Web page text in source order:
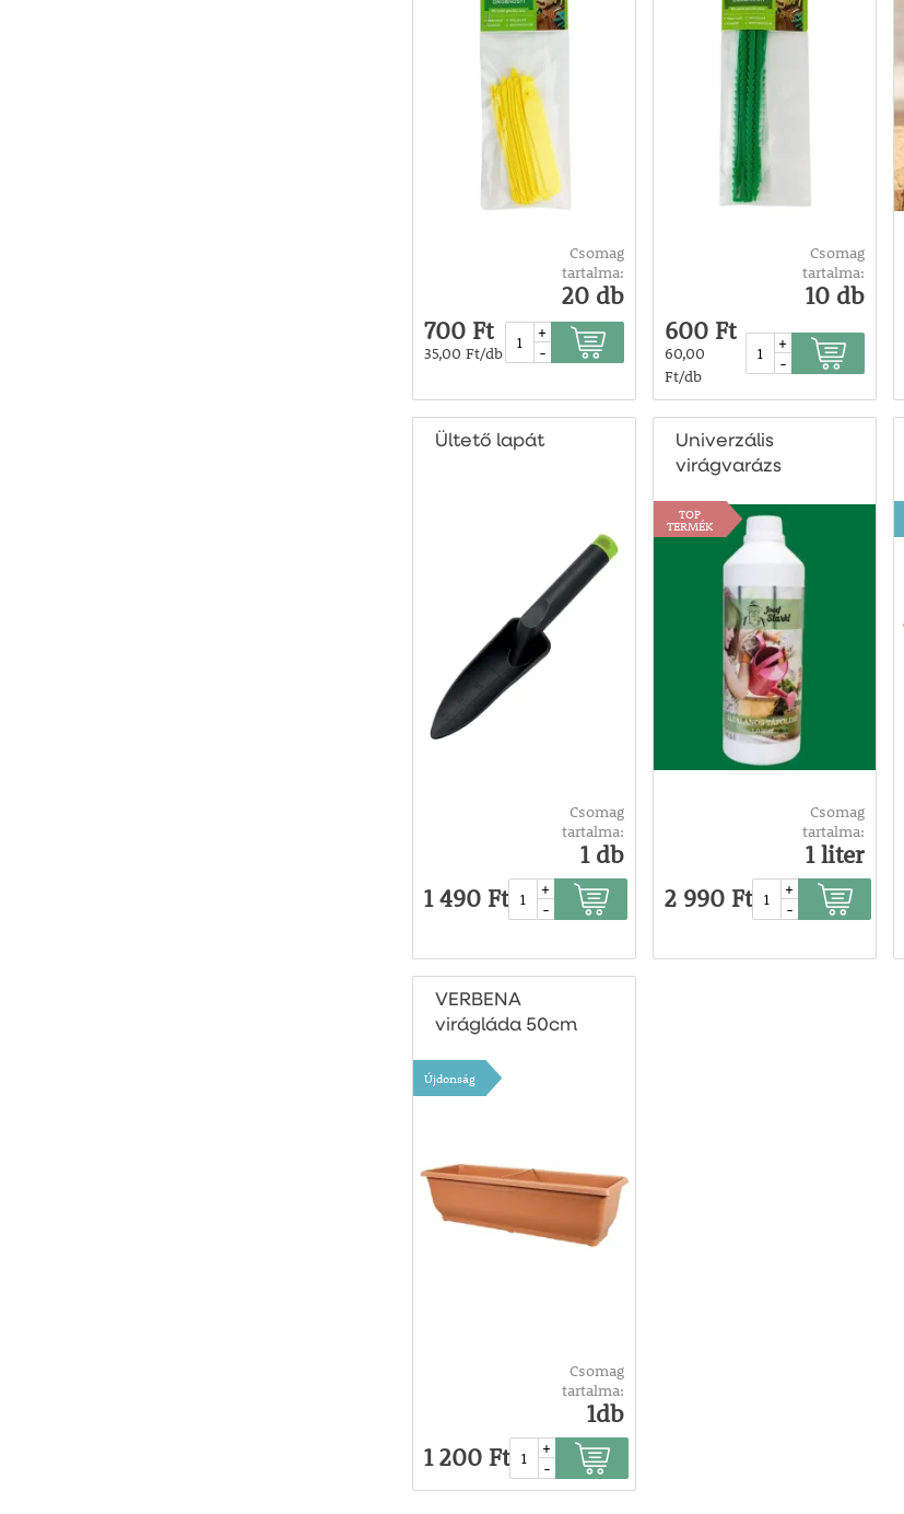
Csomag
tartalma:
20 db
700 Ft
35,00 Ft/db
+
-
Csomag
tartalma:
10 db
600 Ft
60,00
Ft/db
+
-
Ültető lapát
Csomag
tartalma:
1 db
1 490 Ft
+
-
Univerzális
virágvarázs
TOP
TERMÉK
Csomag
tartalma:
1 liter
2 990 Ft
+
-
VERBENA
virágláda 50cm
Újdonság
Csomag
tartalma:
1db
1 200 Ft
+
-